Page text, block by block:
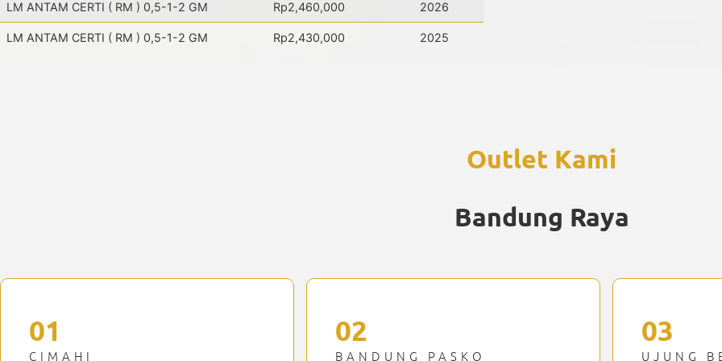
LM ANTAM CERTI ( RM ) 0,5-1-2 GM Rp2,460,000 2026
LM ANTAM CERTI ( RM ) 0,5-1-2 GM Rp2,430,000 2025
Outlet Kami
Bandung Raya
01
CIMAHI
02
BANDUNG PASKO
03
UJUNG